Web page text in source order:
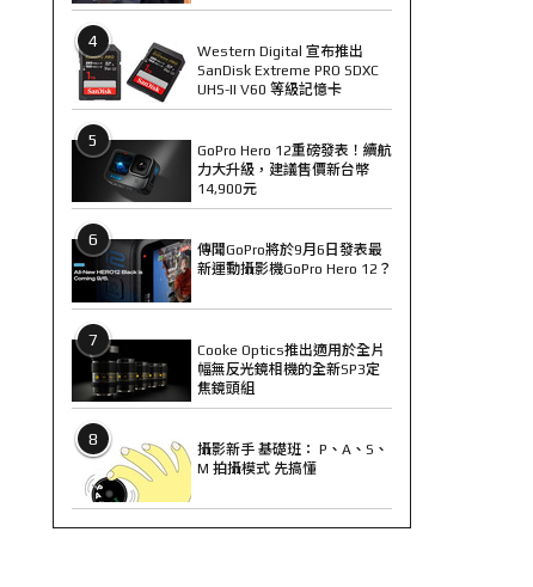
4
Western Digital 宣布推出
SanDisk Extreme PRO SDXC
UHS-II V60 等級記憶卡
5
GoPro Hero 12重磅發表！續航
力大升級，建議售價新台幣
14,900元
6
傳聞GoPro將於9月6日發表最
新運動攝影機GoPro Hero 12？
7
Cooke Optics推出適用於全片
幅無反光鏡相機的全新SP3定
焦鏡頭組
8
攝影新手 基礎班： P、A、S、
M 拍攝模式 先搞懂